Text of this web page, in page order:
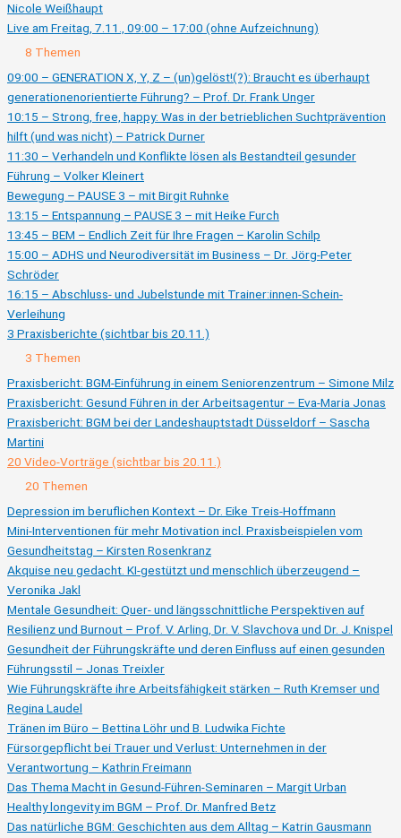
Nicole Weißhaupt
Live am Freitag, 7.11., 09:00 – 17:00 (ohne Aufzeichnung)
Ausklappen
Live
Freitag,
7.11.,
09:00
17:00
(ohne
Aufzeichnung)
8 Themen
09:00 – GENERATION X, Y, Z – (un)gelöst!(?): Braucht es überhaupt
generationenorientierte Führung? – Prof. Dr. Frank Unger
10:15 – Strong, free, happy: Was in der betrieblichen Suchtprävention
hilft (und was nicht) – Patrick Durner
11:30 – Verhandeln und Konflikte lösen als Bestandteil gesunder
Führung – Volker Kleinert
Bewegung – PAUSE 3 – mit Birgit Ruhnke
13:15 – Entspannung – PAUSE 3 – mit Heike Furch
13:45 – BEM – Endlich Zeit für Ihre Fragen – Karolin Schilp
15:00 – ADHS und Neurodiversität im Business – Dr. Jörg-Peter
Schröder
16:15 – Abschluss- und Jubelstunde mit Trainer:innen-Schein-
Verleihung
3 Praxisberichte (sichtbar bis 20.11.)
Ausklappen
3
(sichtbar
bis
20.11.)
3 Themen
Praxisbericht: BGM-Einführung in einem Seniorenzentrum – Simone Milz
Praxisbericht: Gesund Führen in der Arbeitsagentur – Eva-Maria Jonas
Praxisbericht: BGM bei der Landeshauptstadt Düsseldorf – Sascha
Martini
20 Video-Vorträge (sichtbar bis 20.11.)
Zusammenklappen
20
Vorträge
(sichtbar
bis
20.11.)
20 Themen
Depression im beruflichen Kontext – Dr. Eike Treis-Hoffmann
Mini-Interventionen für mehr Motivation incl. Praxisbeispielen vom
Gesundheitstag – Kirsten Rosenkranz
Akquise neu gedacht. KI-gestützt und menschlich überzeugend –
Veronika Jakl
Mentale Gesundheit: Quer- und längsschnittliche Perspektiven auf
Resilienz und Burnout – Prof. V. Arling, Dr. V. Slavchova und Dr. J. Knispel
Gesundheit der Führungskräfte und deren Einfluss auf einen gesunden
Führungsstil – Jonas Treixler
Wie Führungskräfte ihre Arbeitsfähigkeit stärken – Ruth Kremser und
Regina Laudel
Tränen im Büro – Bettina Löhr und B. Ludwika Fichte
Fürsorgepflicht bei Trauer und Verlust: Unternehmen in der
Verantwortung – Kathrin Freimann
Das Thema Macht in Gesund-Führen-Seminaren – Margit Urban
Healthy longevity im BGM – Prof. Dr. Manfred Betz
Das natürliche BGM: Geschichten aus dem Alltag – Katrin Gausmann